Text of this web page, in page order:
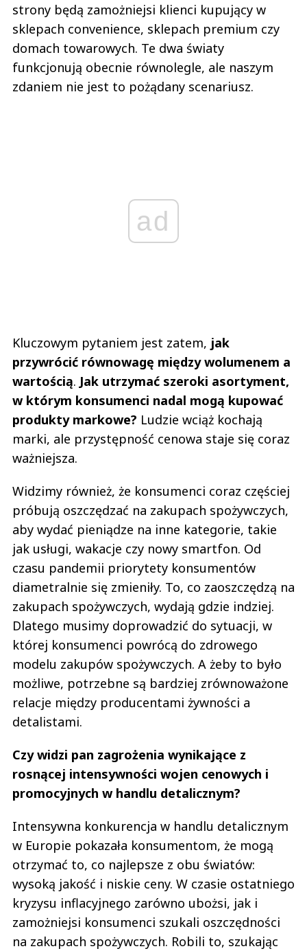
strony będą zamożniejsi klienci kupujący w
sklepach convenience, sklepach premium czy
domach towarowych. Te dwa światy
funkcjonują obecnie równolegle, ale naszym
zdaniem nie jest to pożądany scenariusz.
ad
Kluczowym pytaniem jest zatem, jak
przywrócić równowagę między wolumenem a
wartością. Jak utrzymać szeroki asortyment,
w którym konsumenci nadal mogą kupować
produkty markowe? Ludzie wciąż kochają
marki, ale przystępność cenowa staje się coraz
ważniejsza.
Widzimy również, że konsumenci coraz częściej
próbują oszczędzać na zakupach spożywczych,
aby wydać pieniądze na inne kategorie, takie
jak usługi, wakacje czy nowy smartfon. Od
czasu pandemii priorytety konsumentów
diametralnie się zmieniły. To, co zaoszczędzą na
zakupach spożywczych, wydają gdzie indziej.
Dlatego musimy doprowadzić do sytuacji, w
której konsumenci powrócą do zdrowego
modelu zakupów spożywczych. A żeby to było
możliwe, potrzebne są bardziej zrównoważone
relacje między producentami żywności a
detalistami.
Czy widzi pan zagrożenia wynikające z
rosnącej intensywności wojen cenowych i
promocyjnych w handlu detalicznym?
Intensywna konkurencja w handlu detalicznym
w Europie pokazała konsumentom, że mogą
otrzymać to, co najlepsze z obu światów:
wysoką jakość i niskie ceny. W czasie ostatniego
kryzysu inflacyjnego zarówno ubożsi, jak i
zamożniejsi konsumenci szukali oszczędności
na zakupach spożywczych. Robili to, szukając